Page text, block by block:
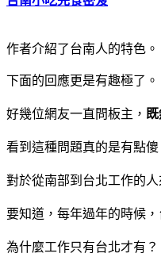
作者介紹了台南人的特色。
下面的回應更是有趣極了。
好幾位網友一直問板主，
看到這種問題真的是有點傻
對於從南部到台北工作的
要知道，每年過年的時候
為什麼工作只有台北才有？